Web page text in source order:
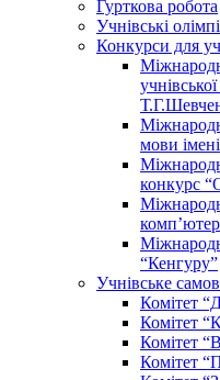
Гурткова робота
Учнівські
Конкурси для
мови
конкурс
“Кенгуру”
Учнівське
Комітет
Комітет
Комітет
Комітет